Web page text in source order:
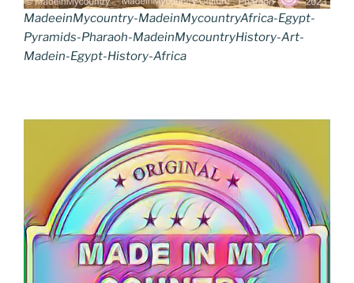
MadeeinMycountry-MadeinMycountryAfrica-Egypt-
Pyramids-Pharaoh-MadeinMycountryHistory-Art-
Madein-Egypt-History-Africa